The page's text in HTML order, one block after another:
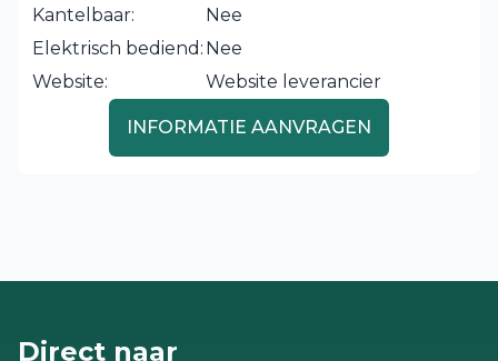
Kantelbaar:
Nee
Elektrisch bediend: Nee
Website:
Website leverancier
INFORMATIE AANVRAGEN
Direct naar